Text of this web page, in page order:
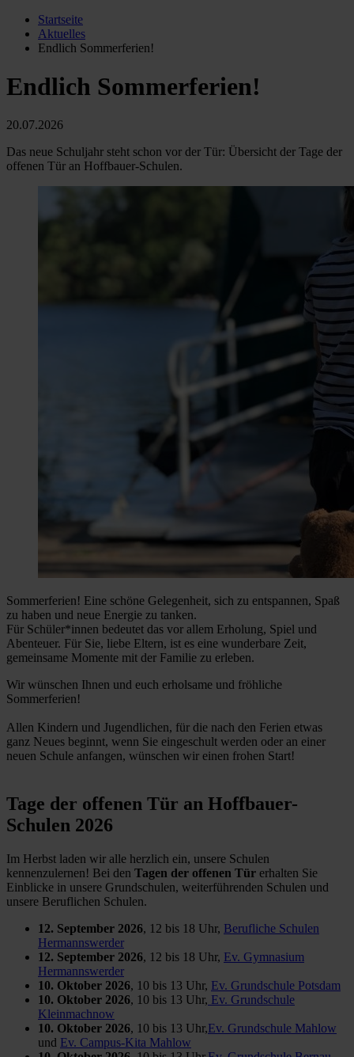
Startseite
Aktuelles
Endlich Sommerferien!
Endlich Sommerferien!
20.07.2026
Das neue Schuljahr steht schon vor der Tür: Übersicht der Tage der
offenen Tür an Hoffbauer-Schulen.
Sommerferien! Eine schöne Gelegenheit, sich zu entspannen, Spaß
zu haben und neue Energie zu tanken.
Für Schüler*innen bedeutet das vor allem Erholung, Spiel und
Abenteuer. Für Sie, liebe Eltern, ist es eine wunderbare Zeit,
gemeinsame Momente mit der Familie zu erleben.
Wir wünschen Ihnen und euch erholsame und fröhliche
Sommerferien!
Allen Kindern und Jugendlichen, für die nach den Ferien etwas
ganz Neues beginnt, wenn Sie eingeschult werden oder an einer
neuen Schule anfangen, wünschen wir einen frohen Start!
Tage der offenen Tür an Hoffbauer-
Schulen 2026
Im Herbst laden wir alle herzlich ein, unsere Schulen
kennenzulernen! Bei den Tagen der offenen Tür erhalten Sie
Einblicke in unsere Grundschulen, weiterführenden Schulen und
unsere Beruflichen Schulen.
12. September 2026, 12 bis 18 Uhr, Berufliche Schulen
Hermannswerder
12. September 2026, 12 bis 18 Uhr, Ev. Gymnasium
Hermannswerder
10. Oktober 2026, 10 bis 13 Uhr, Ev. Grundschule Potsdam
10. Oktober 2026, 10 bis 13 Uhr, Ev. Grundschule
Kleinmachnow
10. Oktober 2026, 10 bis 13 Uhr,Ev. Grundschule Mahlow
und Ev. Campus-Kita Mahlow